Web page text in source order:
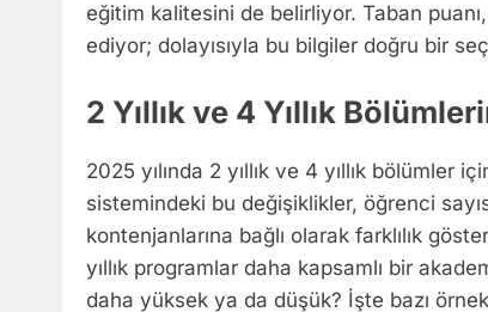
eğitim kalitesini de belirliyor. Taban
ediyor; dolayısıyla bu bilgiler doğru bir
2 Yıllık ve 4 Yıllık
2025 yılında 2 yıllık ve 4 yıllık bölümler
sistemindeki bu değişiklikler, öğrenci
kontenjanlarına bağlı olarak farklılık
yıllık programlar daha kapsamlı bir
daha yüksek ya da düşük? İşte bazı